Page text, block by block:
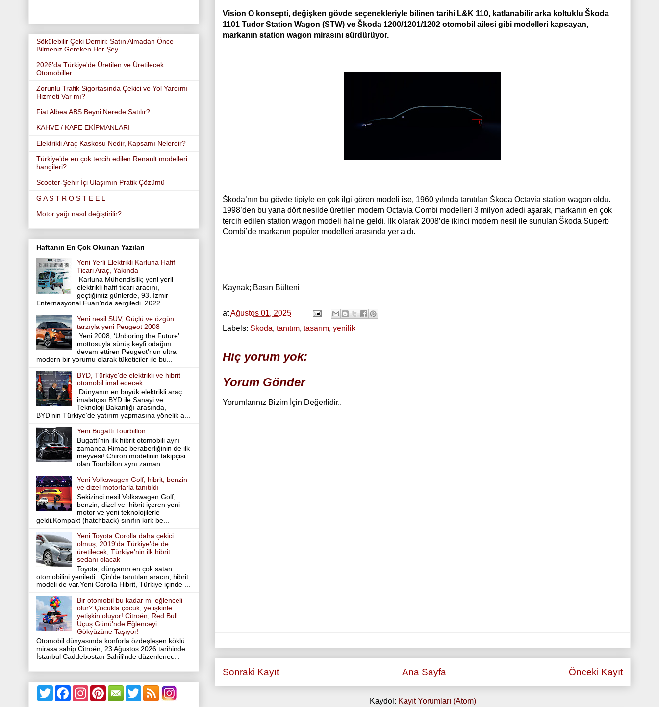
Vision O konsepti, değişken gövde seçenekleriyle bilinen tarihi L&K 110, katlanabilir arka koltuklu Škoda
1101 Tudor Station Wagon (STW) ve Škoda 1200/1201/1202 otomobil ailesi gibi modelleri kapsayan,
markanın station wagon mirasını sürdürüyor.
Škoda’nın bu gövde tipiyle en çok ilgi gören modeli ise, 1960 yılında tanıtılan Škoda Octavia station wagon oldu.
1998’den bu yana dört nesilde üretilen modern Octavia Combi modelleri 3 milyon adedi aşarak, markanın en çok
tercih edilen station wagon modeli haline geldi. İlk olarak 2008’de ikinci modern nesil ile sunulan Škoda Superb
Combi’de markanın popüler modelleri arasında yer aldı.
Kaynak; Basın Bülteni
atAğustos 01, 2025
Labels: Skoda, tanıtım, tasarım, yenilik
Hiç yorum yok:
Yorum Gönder
Yorumlarınız Bizim İçin Değerlidir..
Sonraki Kayıt Önceki Kayıt
Ana Sayfa
Kaydol: Kayıt Yorumları (Atom)
Sökülebilir Çeki Demiri: Satın Almadan Önce
Bilmeniz Gereken Her Şey
2026'da Türkiye'de Üretilen ve Üretilecek
Otomobiller
Zorunlu Trafik Sigortasında Çekici ve Yol Yardımı
Hizmeti Var mı?
Fiat Albea ABS Beyni Nerede Satılır?
KAHVE / KAFE EKİPMANLARI
Elektrikli Araç Kaskosu Nedir, Kapsamı Nelerdir?
Türkiye’de en çok tercih edilen Renault modelleri
hangileri?
Scooter-Şehir İçi Ulaşımın Pratik Çözümü
G A S T R O S T E E L
Motor yağı nasıl değiştirilir?
Haftanın En Çok Okunan Yazıları
Yeni Yerli Elektrikli Karluna Hafif
Ticari Araç, Yakında
Karluna Mühendislik; yeni yerli
elektrikli hafif ticari aracını,
geçtiğimiz günlerde, 93. İzmir
Enternasyonal Fuarı'nda sergiledi. 2022...
Yeni nesil SUV; Güçlü ve özgün
tarzıyla yeni Peugeot 2008
Yeni 2008, ‘Unboring the Future’
mottosuyla sürüş keyfi odağını
devam ettiren Peugeot’nun ultra
modern bir yorumu olarak tüketiciler ile bu...
BYD, Türkiye'de elektrikli ve hibrit
otomobil imal edecek
Dünyanın en büyük elektrikli araç
imalatçısı BYD ile Sanayi ve
Teknoloji Bakanlığı arasında,
BYD’nin Türkiye’de yatırım yapmasına yönelik a...
Yeni Bugatti Tourbillon
Bugatti'nin ilk hibrit otomobili aynı
zamanda Rimac beraberliğinin de ilk
meyvesi! Chiron modelinin takipçisi
olan Tourbillon aynı zaman...
Yeni Volkswagen Golf; hibrit, benzin
ve dizel motorlarla tanıtıldı
Sekizinci nesil Volkswagen Golf;
benzin, dizel ve hibrit içeren yeni
motor ve yeni teknolojilerle
geldi.Kompakt (hatchback) sınıfın kırk be...
Yeni Toyota Corolla daha çekici
olmuş, 2019'da Türkiye'de de
üretilecek, Türkiye'nin ilk hibrit
sedanı olacak
Toyota, dünyanın en çok satan
otomobilini yeniledi.. Çin'de tanıtılan aracın, hibrit
modeli de var.Yeni Corolla Hibrit, Türkiye içinde ...
Bir otomobil bu kadar mı eğlenceli
olur? Çocukla çocuk, yetişkinle
yetişkin oluyor! Citroën, Red Bull
Uçuş Günü'nde Eğlenceyi
Gökyüzüne Taşıyor!
Otomobil dünyasında konforla özdeşleşen köklü
mirasa sahip Citroën, 23 Ağustos 2026 tarihinde
İstanbul Caddebostan Sahili'nde düzenlenec...
T
w
F
P
T